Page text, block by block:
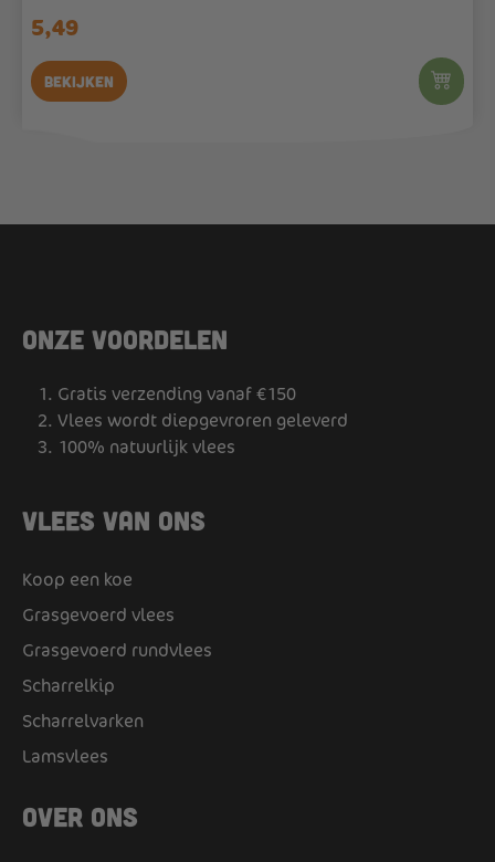
5,49
Bekijken
Onze voordelen
Gratis verzending vanaf €150
Vlees wordt diepgevroren geleverd
100% natuurlijk vlees
Vlees van ons
Koop een koe
Grasgevoerd vlees
Grasgevoerd rundvlees
Scharrelkip
Scharrelvarken
Lamsvlees
Over ons